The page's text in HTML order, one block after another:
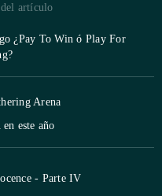
artículo
¿Pay To Win ó Play For
Arena
este año
- Parte IV